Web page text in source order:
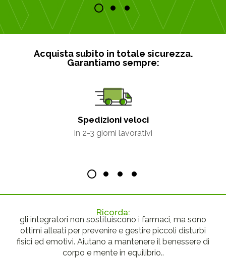
Acquista subito in totale sicurezza.
Garantiamo sempre:
Spedizioni veloci
in 2-3 giorni lavorativi
Ricorda:
gli integratori non sostituiscono i farmaci, ma sono
ottimi alleati per prevenire e gestire piccoli disturbi
fisici ed emotivi. Aiutano a mantenere il benessere di
corpo e mente in equilibrio..